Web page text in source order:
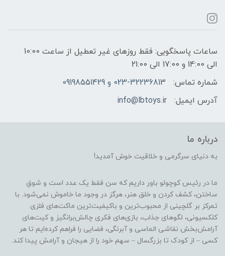
ساعات پاسخگویی: فقط روزهای غیر تعطیل از ساعت 10:00
الی 14:00 و 17:00 الی 21:00
شماره تماس:
023-32236813 و 09198551429
آدرس ایمیل:
info@lbtoys.ir
درباره ما
به دنیای سرگرمی و خلاقیت خوش آمدید!
ما در رئیس کوچولو باور داریم که سن فقط یک عدد است و شوقِ
ساختن، کشف کردن و خلق هنر، هرگز در وجود ما خاموش نمی‌شود. با
تمرکز بر گلچینی از محبوب‌ترین و باکیفیت‌ترین ماکت‌های فلزی
کلکسیونی، لگوهای جذاب، بازی‌های فکری چالش‌برانگیز و کیت‌های
آرامش‌بخش نقاشی الماسی و آبرنگی، فضایی را فراهم کرده‌ایم تا هر
کسی – از کودک تا بزرگسال – سهم خود را از هیجان و آرامش پیدا کند.